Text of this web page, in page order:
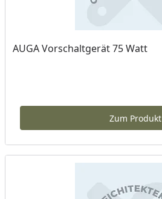
AUGA Vorschaltgerät 75 Watt
Zum Produkt